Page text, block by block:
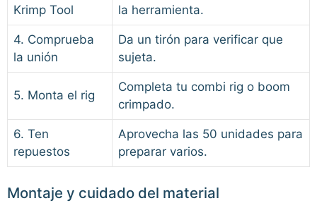
Krimp Tool
la herramienta.
4. Comprueba
la unión
Da un tirón para verificar que
sujeta.
5. Monta el rig
Completa tu combi rig o boom
crimpado.
6. Ten
repuestos
Aprovecha las 50 unidades para
preparar varios.
Montaje y cuidado del material